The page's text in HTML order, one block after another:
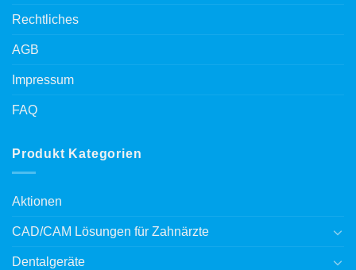
Rechtliches
AGB
Impressum
FAQ
Produkt Kategorien
Aktionen
CAD/CAM Lösungen für Zahnärzte
Dentalgeräte